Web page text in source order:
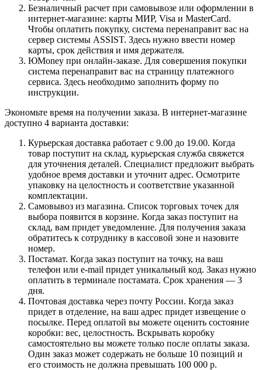
Безналичный расчет при самовывозе или оформлении в
интернет-магазине: карты МИР, Visa и MasterCard.
Чтобы оплатить покупку, система перенаправит вас на
сервер системы ASSIST. Здесь нужно ввести номер
карты, срок действия и имя держателя.
ЮMoney при онлайн-заказе. Для совершения покупки
система перенаправит вас на страницу платежного
сервиса. Здесь необходимо заполнить форму по
инструкции.
Экономьте время на получении заказа. В интернет-магазине
доступно 4 варианта доставки:
Курьерская доставка работает с 9.00 до 19.00. Когда
товар поступит на склад, курьерская служба свяжется
для уточнения деталей. Специалист предложит выбрать
удобное время доставки и уточнит адрес. Осмотрите
упаковку на целостность и соответствие указанной
комплектации.
Самовывоз из магазина. Список торговых точек для
выбора появится в корзине. Когда заказ поступит на
склад, вам придет уведомление. Для получения заказа
обратитесь к сотруднику в кассовой зоне и назовите
номер.
Постамат. Когда заказ поступит на точку, на ваш
телефон или e-mail придет уникальный код. Заказ нужно
оплатить в терминале постамата. Срок хранения — 3
дня.
Почтовая доставка через почту России. Когда заказ
придет в отделение, на ваш адрес придет извещение о
посылке. Перед оплатой вы можете оценить состояние
коробки: вес, целостность. Вскрывать коробку
самостоятельно вы можете только после оплаты заказа.
Один заказ может содержать не больше 10 позиций и
его стоимость не должна превышать 100 000 р.